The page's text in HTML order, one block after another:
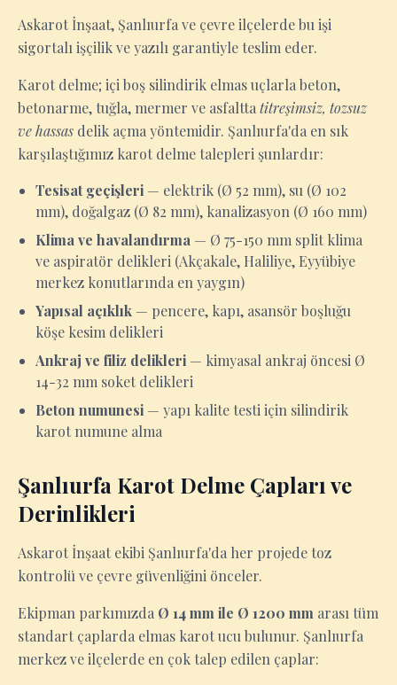
Askarot İnşaat, Şanlıurfa ve çevre ilçelerde bu işi
sigortalı işçilik ve yazılı garantiyle teslim eder.
Karot delme; içi boş silindirik elmas uçlarla beton,
betonarme, tuğla, mermer ve asfaltta titreşimsiz, tozsuz
ve hassas delik açma yöntemidir. Şanlıurfa'da en sık
karşılaştığımız karot delme talepleri şunlardır:
Tesisat geçişleri — elektrik (Ø 52 mm), su (Ø 102
mm), doğalgaz (Ø 82 mm), kanalizasyon (Ø 160 mm)
Klima ve havalandırma — Ø 75-150 mm split klima
ve aspiratör delikleri (Akçakale, Haliliye, Eyyübiye
merkez konutlarında en yaygın)
Yapısal açıklık — pencere, kapı, asansör boşluğu
köşe kesim delikleri
Ankraj ve filiz delikleri — kimyasal ankraj öncesi Ø
14-32 mm soket delikleri
Beton numunesi — yapı kalite testi için silindirik
karot numune alma
Şanlıurfa Karot Delme Çapları ve
Derinlikleri
Askarot İnşaat ekibi Şanlıurfa'da her projede toz
kontrolü ve çevre güvenliğini önceler.
Ekipman parkımızda Ø 14 mm ile Ø 1200 mm arası tüm
standart çaplarda elmas karot ucu bulunur. Şanlıurfa
merkez ve ilçelerde en çok talep edilen çaplar: